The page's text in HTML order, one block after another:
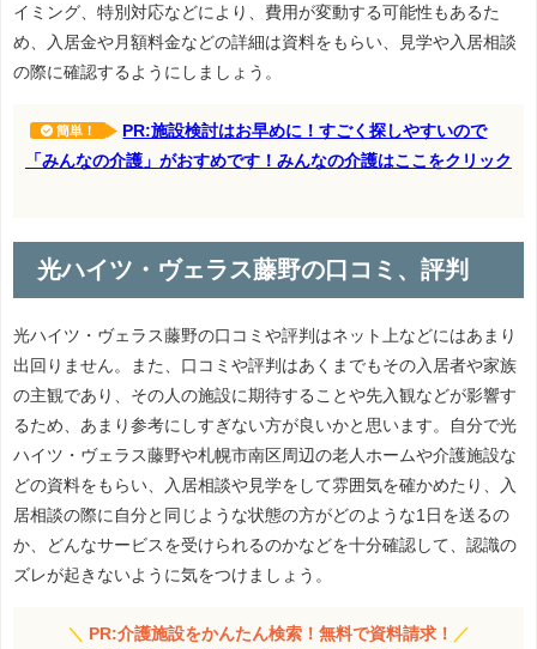
イミング、特別対応などにより、費用が変動する可能性もあるた
め、入居金や月額料金などの詳細は資料をもらい、見学や入居相談
の際に確認するようにしましょう。
簡単！
PR:施設検討はお早めに！すごく探しやすいので
「みんなの介護」がおすめです！みんなの介護はここをクリック
光ハイツ・ヴェラス藤野の口コミ、評判
光ハイツ・ヴェラス藤野の口コミや評判はネット上などにはあまり
出回りません。また、口コミや評判はあくまでもその入居者や家族
の主観であり、その人の施設に期待することや先入観などが影響す
るため、あまり参考にしすぎない方が良いかと思います。自分で光
ハイツ・ヴェラス藤野や札幌市南区周辺の老人ホームや介護施設な
どの資料をもらい、入居相談や見学をして雰囲気を確かめたり、入
居相談の際に自分と同じような状態の方がどのような1日を送るの
か、どんなサービスを受けられるのかなどを十分確認して、認識の
ズレが起きないように気をつけましょう。
＼ PR:介護施設をかんたん検索！無料で資料請求！ ／